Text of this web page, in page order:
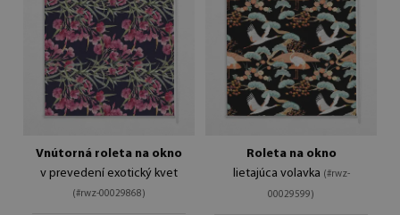
Vnútorná roleta na okno
v prevedení exotický kvet
(#rwz-00029868)
Roleta na okno
lietajúca volavka (#rwz-
00029599)